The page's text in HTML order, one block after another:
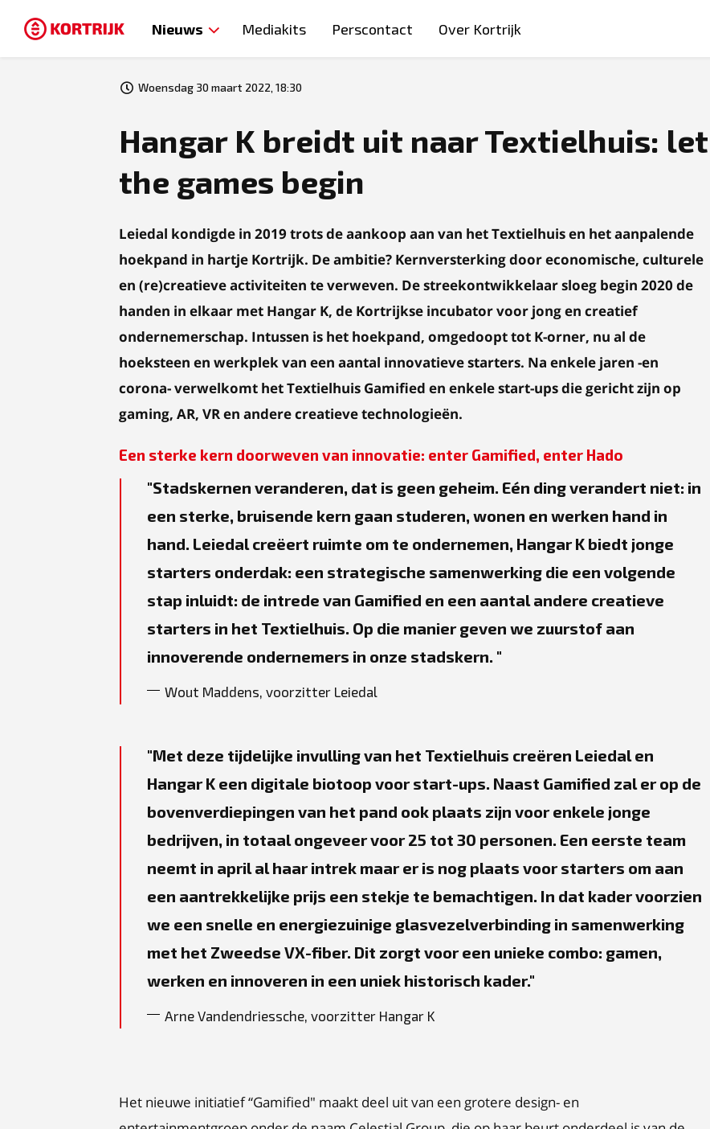
Nieuws Mediakits Perscontact Over Kortrijk
Woensdag 30 maart 2022, 18:30
Hangar K breidt uit naar Textielhuis: let
the games begin
Leiedal kondigde in 2019 trots de aankoop aan van het Textielhuis en het aanpalende
hoekpand in hartje Kortrijk. De ambitie? Kernversterking door economische, culturele
en (re)creatieve activiteiten te verweven. De streekontwikkelaar sloeg begin 2020 de
handen in elkaar met Hangar K, de Kortrijkse incubator voor jong en creatief
ondernemerschap. Intussen is het hoekpand, omgedoopt tot K-orner, nu al de
hoeksteen en werkplek van een aantal innovatieve starters. Na enkele jaren -en
corona- verwelkomt het Textielhuis Gamified en enkele start-ups die gericht zijn op
gaming, AR, VR en andere creatieve technologieën.
Een sterke kern doorweven van innovatie: enter Gamified, enter Hado
Stadskernen veranderen, dat is geen geheim. Eén ding verandert niet: in
een sterke, bruisende kern gaan studeren, wonen en werken hand in
hand. Leiedal creëert ruimte om te ondernemen, Hangar K biedt jonge
starters onderdak: een strategische samenwerking die een volgende
stap inluidt: de intrede van Gamified en een aantal andere creatieve
starters in het Textielhuis. Op die manier geven we zuurstof aan
innoverende ondernemers in onze stadskern.
Wout Maddens, voorzitter Leiedal
Met deze tijdelijke invulling van het Textielhuis creëren Leiedal en
Hangar K een digitale biotoop voor start-ups. Naast Gamified zal er op de
bovenverdiepingen van het pand ook plaats zijn voor enkele jonge
bedrijven, in totaal ongeveer voor 25 tot 30 personen. Een eerste team
neemt in april al haar intrek maar er is nog plaats voor starters om aan
een aantrekkelijke prijs een stekje te bemachtigen. In dat kader voorzien
we een snelle en energiezuinige glasvezelverbinding in samenwerking
met het Zweedse VX-fiber. Dit zorgt voor een unieke combo: gamen,
werken en innoveren in een uniek historisch kader.
Arne Vandendriessche, voorzitter Hangar K
Het nieuwe initiatief “Gamified" maakt deel uit van een grotere design- en